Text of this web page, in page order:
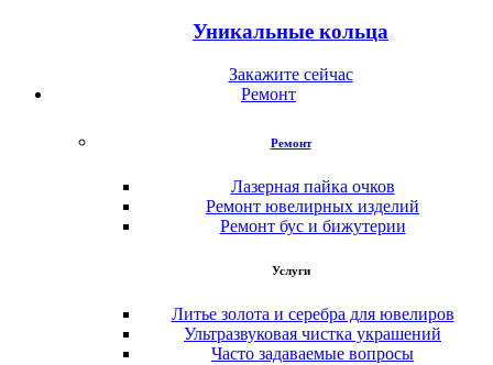
Уникальные кольца
Закажите сейчас
Ремонт
Ремонт
Лазерная пайка очков
Ремонт ювелирных изделий
Ремонт бус и бижутерии
Услуги
Литье золота и серебра для ювелиров
Ультразвуковая чистка украшений
Часто задаваемые вопросы